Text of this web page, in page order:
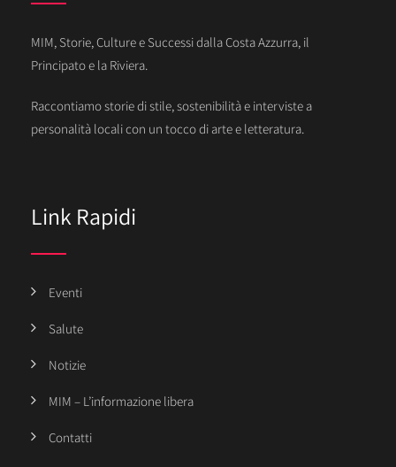
MIM, Storie, Culture e Successi dalla Costa Azzurra, il
Principato e la Riviera.
Raccontiamo storie di stile, sostenibilità e interviste a
personalità locali con un tocco di arte e letteratura.
Link Rapidi
Eventi
Salute
Notizie
MIM – L’informazione libera
Contatti